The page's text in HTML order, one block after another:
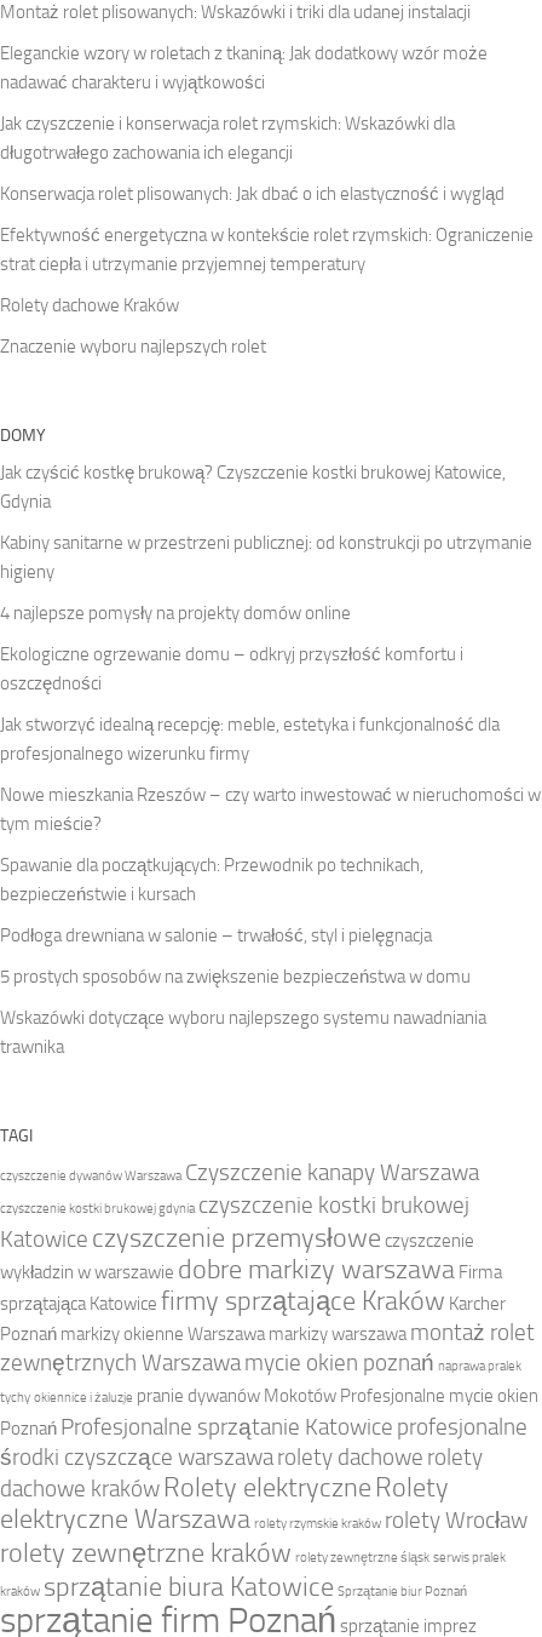
Montaż rolet plisowanych: Wskazówki i triki dla udanej instalacji
Eleganckie wzory w roletach z tkaniną: Jak dodatkowy wzór może
nadawać charakteru i wyjątkowości
Jak czyszczenie i konserwacja rolet rzymskich: Wskazówki dla
długotrwałego zachowania ich elegancji
Konserwacja rolet plisowanych: Jak dbać o ich elastyczność i wygląd
Efektywność energetyczna w kontekście rolet rzymskich: Ograniczenie
strat ciepła i utrzymanie przyjemnej temperatury
Rolety dachowe Kraków
Znaczenie wyboru najlepszych rolet
DOMY
Jak czyścić kostkę brukową? Czyszczenie kostki brukowej Katowice,
Gdynia
Kabiny sanitarne w przestrzeni publicznej: od konstrukcji po utrzymanie
higieny
4 najlepsze pomysły na projekty domów online
Ekologiczne ogrzewanie domu – odkryj przyszłość komfortu i
oszczędności
Jak stworzyć idealną recepcję: meble, estetyka i funkcjonalność dla
profesjonalnego wizerunku firmy
Nowe mieszkania Rzeszów – czy warto inwestować w nieruchomości w
tym mieście?
Spawanie dla początkujących: Przewodnik po technikach,
bezpieczeństwie i kursach
Podłoga drewniana w salonie – trwałość, styl i pielęgnacja
5 prostych sposobów na zwiększenie bezpieczeństwa w domu
Wskazówki dotyczące wyboru najlepszego systemu nawadniania
trawnika
TAGI
czyszczenie dywanów Warszawa Czyszczenie kanapy Warszawa
czyszczenie kostki brukowej gdynia czyszczenie kostki brukowej
Katowice czyszczenie przemysłowe czyszczenie
wykładzin w warszawie dobre markizy warszawa Firma
sprzątająca Katowice firmy sprzątające Kraków Karcher
Poznań markizy okienne Warszawa markizy warszawa montaż rolet
zewnętrznych Warszawamycie okien poznań naprawa pralek
tychy okiennice i żaluzje pranie dywanów Mokotów Profesjonalne mycie okien
Poznań Profesjonalne sprzątanie Katowice profesjonalne
środki czyszczące warszawarolety dachowe rolety
dachowe kraków Rolety elektryczne Rolety
elektryczne Warszawa rolety rzymskie kraków rolety Wrocław
rolety zewnętrzne kraków rolety zewnętrzne śląsk serwis pralek
kraków sprzątanie biura Katowice Sprzątanie biur Poznań
sprzątanie firm Poznań sprzątanie imprez